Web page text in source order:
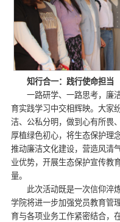
知行合一：践行使命担当
一路研学、一路思考，廉
育实践学习中交相辉映。大家
洁、公私分明，做到心有所畏
厚植绿色初心，将生态保护理
推动廉洁文化建设，营造风清
业优势，开展生态保护宣传教
量。
此次活动既是一次信仰淬
学院将进一步加强党员教育管
育与各项业务工作紧密结合，